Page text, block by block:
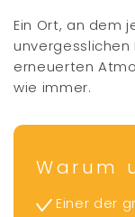
Ein Ort, an dem
unvergesslichen
erneuerten
wie immer.
Warum
Einer der